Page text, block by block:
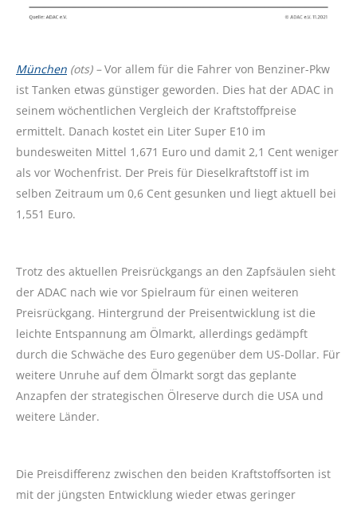
München (ots) –Vor allem für die Fahrer von Benziner-Pkw
ist Tanken etwas günstiger geworden. Dies hat der ADAC in
seinem wöchentlichen Vergleich der Kraftstoffpreise
ermittelt. Danach kostet ein Liter Super E10 im
bundesweiten Mittel 1,671 Euro und damit 2,1 Cent weniger
als vor Wochenfrist. Der Preis für Dieselkraftstoff ist im
selben Zeitraum um 0,6 Cent gesunken und liegt aktuell bei
1,551 Euro.
Trotz des aktuellen Preisrückgangs an den Zapfsäulen sieht
der ADAC nach wie vor Spielraum für einen weiteren
Preisrückgang. Hintergrund der Preisentwicklung ist die
leichte Entspannung am Ölmarkt, allerdings gedämpft
durch die Schwäche des Euro gegenüber dem US-Dollar. Für
weitere Unruhe auf dem Ölmarkt sorgt das geplante
Anzapfen der strategischen Ölreserve durch die USA und
weitere Länder.
Die Preisdifferenz zwischen den beiden Kraftstoffsorten ist
mit der jüngsten Entwicklung wieder etwas geringer